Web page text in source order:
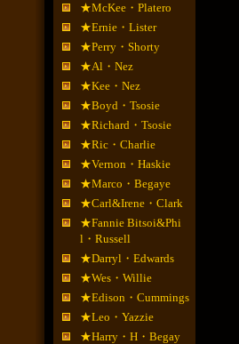
★McKee・Platero
★Ernie・Lister
★Perry・Shorty
★Al・Nez
★Kee・Nez
★Boyd・Tsosie
★Richard・Tsosie
★Ric・Charlie
★Vernon・Haskie
★Marco・Begaye
★Carl&Irene・Clark
★Fannie Bitsoi&Phi
l・Russell
★Darryl・Edwards
★Wes・Willie
★Edison・Cummings
★Leo・Yazzie
★Harry・H・Begay